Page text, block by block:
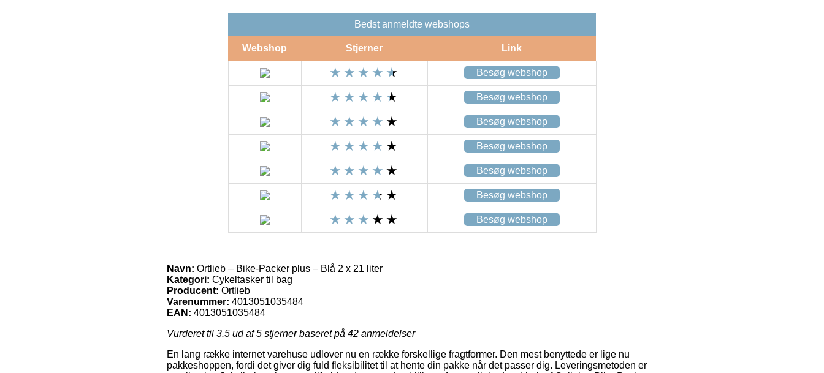
Bedst anmeldte webshops
Webshop Stjerner Link
Besøg webshop
Besøg webshop
Besøg webshop
Besøg webshop
Besøg webshop
Besøg webshop
Besøg webshop
Navn: Ortlieb – Bike-Packer plus – Blå 2 x 21 liter
Kategori: Cykeltasker til bag
Producent: Ortlieb
Varenummer: 4013051035484
EAN: 4013051035484
Vurderet til 3.5 ud af 5 stjerner baseret på 42 anmeldelser
En lang række internet varehuse udlover nu en række forskellige fragtformer. Den mest benyttede er lige nu
pakkeshoppen, fordi det giver dig fuld fleksibilitet til at hente din pakke når det passer dig. Leveringsmetoden er